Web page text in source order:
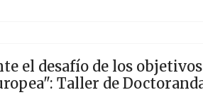
el desafío de los objetivos
Taller de